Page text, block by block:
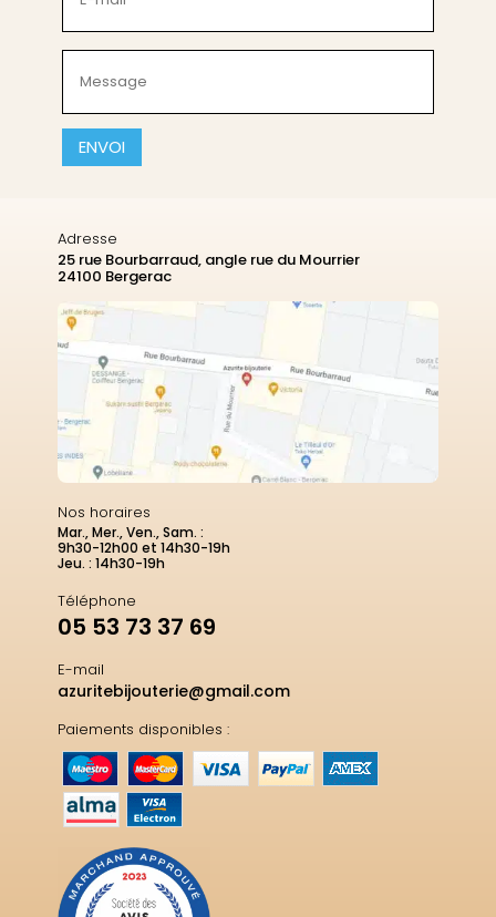
(Nécessaire)
(Nécessaire)
CAPTCHA
Adresse
25 rue Bourbarraud, angle rue du Mourrier
24100 Bergerac
Nos horaires
Mar., Mer., Ven., Sam. :
9h30-12h00 et 14h30-19h
Jeu. : 14h30-19h
Téléphone
05 53 73 37 69
E-mail
azuritebijouterie@gmail.com
Paiements disponibles :